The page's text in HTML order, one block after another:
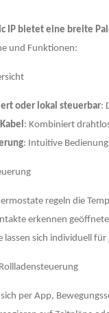
IP bietet eine breite
und Funktionen:
oder lokal steuerbar:
: Kombiniert
: Intuitive
regeln die
erkennen
lassen sich individuell
per App,